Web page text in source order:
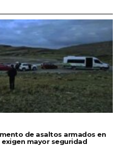
de asaltos armados en
mayor seguridad